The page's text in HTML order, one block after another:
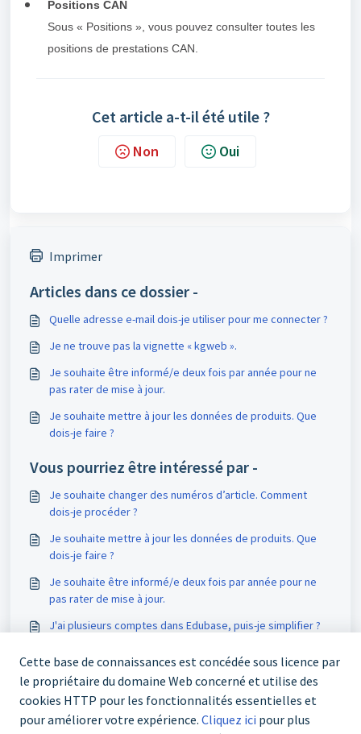
Positions CAN
Sous « Positions », vous pouvez consulter toutes les
positions de prestations CAN.
Cet article a-t-il été utile ?
Non Oui
Imprimer
Articles dans ce dossier -
Quelle adresse e-mail dois-je utiliser pour me connecter ?
Je ne trouve pas la vignette « kgweb ».
Je souhaite être informé/e deux fois par année pour ne
pas rater de mise à jour.
Je souhaite mettre à jour les données de produits. Que
dois-je faire ?
Vous pourriez être intéressé par -
Je souhaite changer des numéros d’article. Comment
dois-je procéder ?
Je souhaite mettre à jour les données de produits. Que
dois-je faire ?
Je souhaite être informé/e deux fois par année pour ne
pas rater de mise à jour.
J'ai plusieurs comptes dans Edubase, puis-je simplifier ?
Cette base de connaissances est concédée sous licence par
le propriétaire du domaine Web concerné et utilise des
cookies HTTP pour les fonctionnalités essentielles et
pour améliorer votre expérience. Cliquez ici pour plus